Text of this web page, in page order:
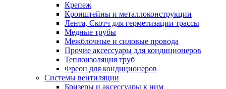
Крепеж
Кронштейны и металлоконструкции
Лента, Скотч для герметизации трассы
Медные трубы
Межблочные и силовые провода
Прочие аксессуары для кондиционеров
Теплоизоляция труб
Фреон для кондиционеров
Системы вентиляции
Бризеры и аксессуары к ним